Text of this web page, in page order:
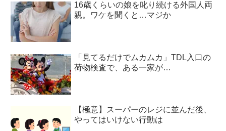
16歳くらいの娘を叱り続ける外国人両
親。ワケを聞くと…マジか
「見てるだけでムカムカ」TDL入口の
荷物検査で、ある一家が…
【極意】スーパーのレジに並んだ後、
やってはいけない行動は